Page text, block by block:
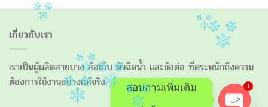
เกี่ยวกับเรา
เราเป็นผู้ผลิตสายยาง ล้อเก็บ หัวฉีดน้ำ และข้อต่อ ที่ตระหนักถึงความ
ต้องการใช้งานอย่างแท้จริง
สอบถามเพิ่มเติม 1